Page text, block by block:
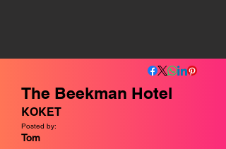
The Beekman Hotel
KOKET
Posted by:
Tom